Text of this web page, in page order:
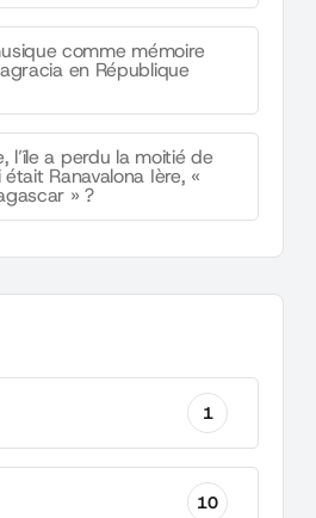
comme mémoire
en République
l’île a perdu la moitié de
Ranavalona Ière, «
» ?
1
10